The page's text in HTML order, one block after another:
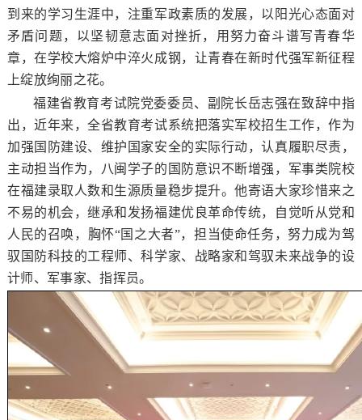
到来的学习生涯中，注重军政素质的发展，以阳光心态面对
矛盾问题，以坚韧意志面对挫折，用努力奋斗谱写青春华
章，在学校大熔炉中淬火成钢，让青春在新时代强军新征程
上绽放绚丽之花。
福建省教育考试院党委委员、副院长岳志强在致辞中指
出，近年来，全省教育考试系统把落实军校招生工作，作为
加强国防建设、维护国家安全的实际行动，认真履职尽责，
主动担当作为，八闽学子的国防意识不断增强，军事类院校
在福建录取人数和生源质量稳步提升。他寄语大家珍惜来之
不易的机会，继承和发扬福建优良革命传统，自觉听从党和
人民的召唤，胸怀“国之大者”，担当使命任务，努力成为驾
驭国防科技的工程师、科学家、战略家和驾驭未来战争的设
计师、军事家、指挥员。